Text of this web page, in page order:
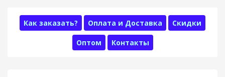
Как заказать? Оплата и Доставка Скидки
Оптом Контакты